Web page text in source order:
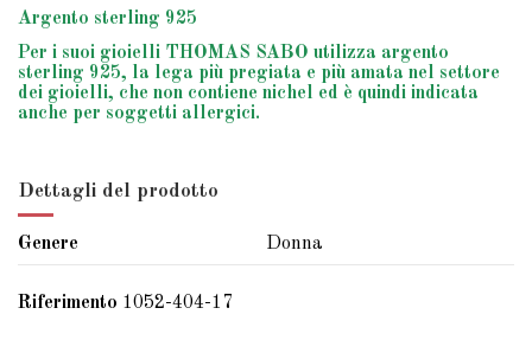
Argento sterling 925
Per i suoi gioielli THOMAS SABO utilizza argento
sterling 925, la lega più pregiata e più amata nel settore
dei gioielli, che non contiene nichel ed è quindi indicata
anche per soggetti allergici.
Dettagli del prodotto
Genere Donna
Riferimento 1052-404-17